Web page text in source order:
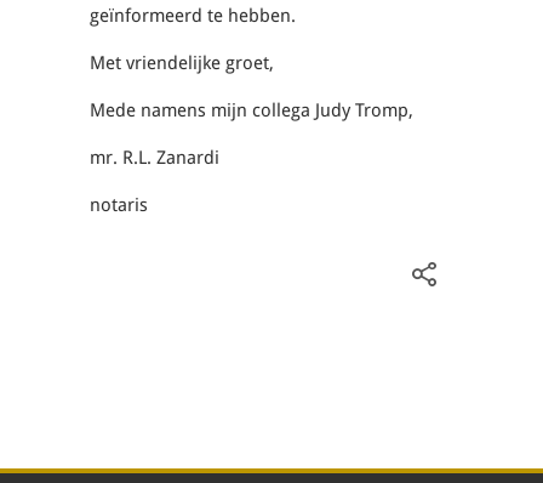
geïnformeerd te hebben.
Met vriendelijke groet,
Mede namens mijn collega Judy Tromp,
mr. R.L. Zanardi
notaris